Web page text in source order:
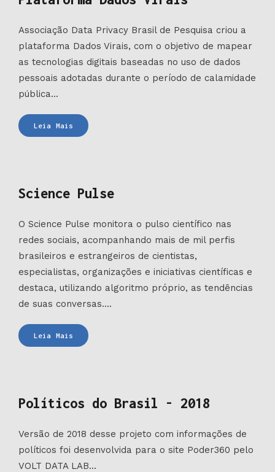
Associação Data Privacy Brasil de Pesquisa criou a
plataforma Dados Virais, com o objetivo de mapear
as tecnologias digitais baseadas no uso de dados
pessoais adotadas durante o período de calamidade
pública...
Leia MaisPlataforma
Dados
Science Pulse
O Science Pulse monitora o pulso científico nas
redes sociais, acompanhando mais de mil perfis
brasileiros e estrangeiros de cientistas,
especialistas, organizações e iniciativas científicas e
destaca, utilizando algoritmo próprio, as tendências
de suas conversas....
Leia MaisScience
Pulse
Políticos do Brasil - 2018
Versão de 2018 desse projeto com informações de
políticos foi desenvolvida para o site Poder360 pelo
VOLT DATA LAB...